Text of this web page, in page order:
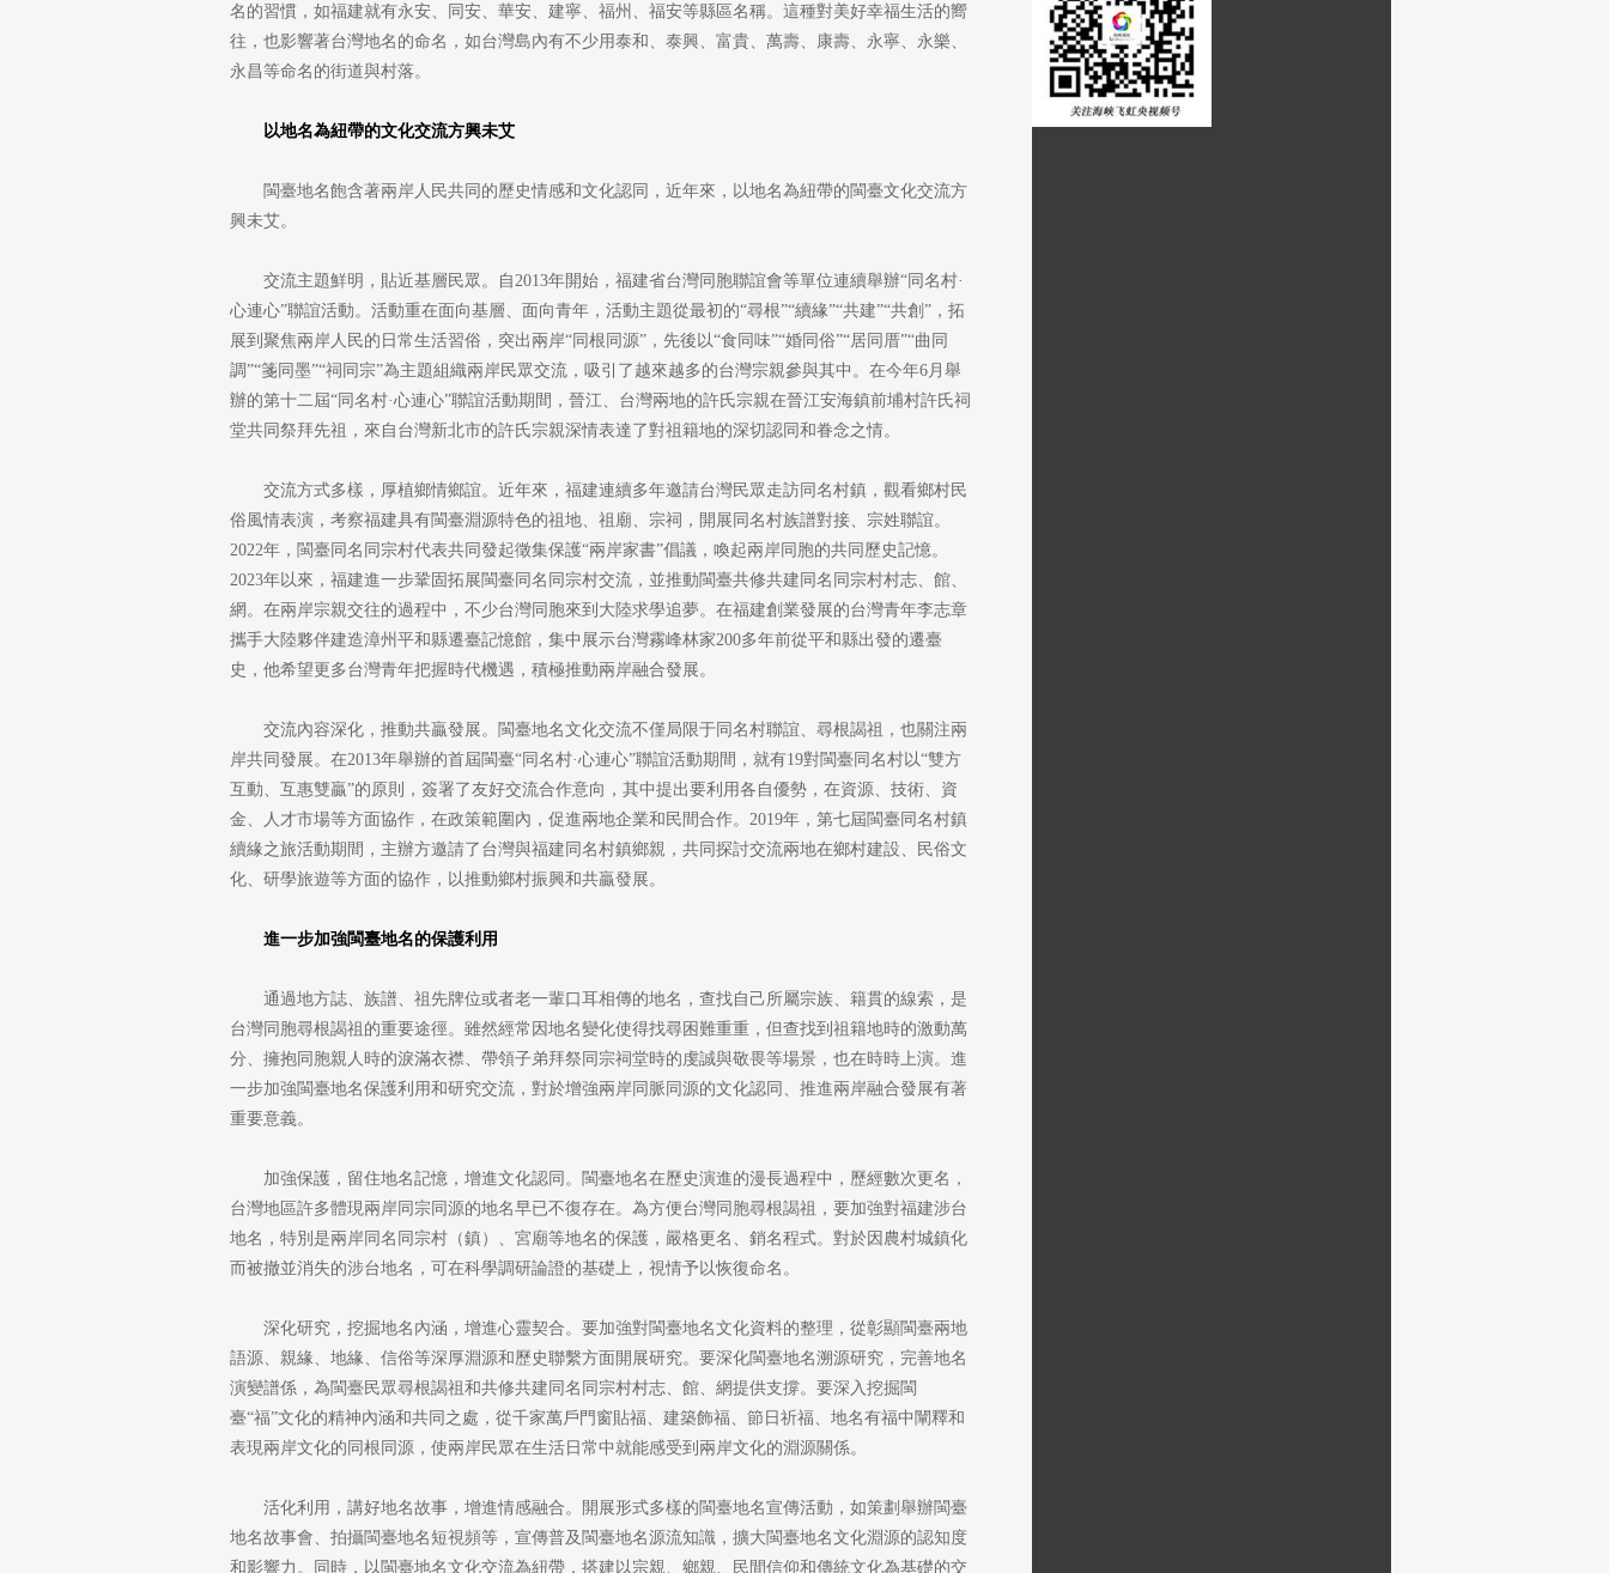
名的習慣，如福建就有永安、同安、華安、建寧、福州、福安等縣區名稱。這種對美好幸福生活的嚮
往，也影響著台灣地名的命名，如台灣島內有不少用泰和、泰興、富貴、萬壽、康壽、永寧、永樂、
永昌等命名的街道與村落。
以地名為紐帶的文化交流方興未艾
閩臺地名飽含著兩岸人民共同的歷史情感和文化認同，近年來，以地名為紐帶的閩臺文化交流方
興未艾。
交流主題鮮明，貼近基層民眾。自2013年開始，福建省台灣同胞聯誼會等單位連續舉辦“同名村·
心連心”聯誼活動。活動重在面向基層、面向青年，活動主題從最初的“尋根”“續緣”“共建”“共創”，拓
展到聚焦兩岸人民的日常生活習俗，突出兩岸“同根同源”，先後以“食同味”“婚同俗”“居同厝”“曲同
調”“箋同墨”“祠同宗”為主題組織兩岸民眾交流，吸引了越來越多的台灣宗親參與其中。在今年6月舉
辦的第十二屆“同名村·心連心”聯誼活動期間，晉江、台灣兩地的許氏宗親在晉江安海鎮前埔村許氏祠
堂共同祭拜先祖，來自台灣新北市的許氏宗親深情表達了對祖籍地的深切認同和眷念之情。
交流方式多樣，厚植鄉情鄉誼。近年來，福建連續多年邀請台灣民眾走訪同名村鎮，觀看鄉村民
俗風情表演，考察福建具有閩臺淵源特色的祖地、祖廟、宗祠，開展同名村族譜對接、宗姓聯誼。
2022年，閩臺同名同宗村代表共同發起徵集保護“兩岸家書”倡議，喚起兩岸同胞的共同歷史記憶。
2023年以來，福建進一步鞏固拓展閩臺同名同宗村交流，並推動閩臺共修共建同名同宗村村志、館、
網。在兩岸宗親交往的過程中，不少台灣同胞來到大陸求學追夢。在福建創業發展的台灣青年李志章
攜手大陸夥伴建造漳州平和縣遷臺記憶館，集中展示台灣霧峰林家200多年前從平和縣出發的遷臺
史，他希望更多台灣青年把握時代機遇，積極推動兩岸融合發展。
交流內容深化，推動共贏發展。閩臺地名文化交流不僅局限于同名村聯誼、尋根謁祖，也關注兩
岸共同發展。在2013年舉辦的首屆閩臺“同名村·心連心”聯誼活動期間，就有19對閩臺同名村以“雙方
互動、互惠雙贏”的原則，簽署了友好交流合作意向，其中提出要利用各自優勢，在資源、技術、資
金、人才市場等方面協作，在政策範圍內，促進兩地企業和民間合作。2019年，第七屆閩臺同名村鎮
續緣之旅活動期間，主辦方邀請了台灣與福建同名村鎮鄉親，共同探討交流兩地在鄉村建設、民俗文
化、研學旅遊等方面的協作，以推動鄉村振興和共贏發展。
進一步加強閩臺地名的保護利用
通過地方誌、族譜、祖先牌位或者老一輩口耳相傳的地名，查找自己所屬宗族、籍貫的線索，是
台灣同胞尋根謁祖的重要途徑。雖然經常因地名變化使得找尋困難重重，但查找到祖籍地時的激動萬
分、擁抱同胞親人時的淚滿衣襟、帶領子弟拜祭同宗祠堂時的虔誠與敬畏等場景，也在時時上演。進
一步加強閩臺地名保護利用和研究交流，對於增強兩岸同脈同源的文化認同、推進兩岸融合發展有著
重要意義。
加強保護，留住地名記憶，增進文化認同。閩臺地名在歷史演進的漫長過程中，歷經數次更名，
台灣地區許多體現兩岸同宗同源的地名早已不復存在。為方便台灣同胞尋根謁祖，要加強對福建涉台
地名，特別是兩岸同名同宗村（鎮）、宮廟等地名的保護，嚴格更名、銷名程式。對於因農村城鎮化
而被撤並消失的涉台地名，可在科學調研論證的基礎上，視情予以恢復命名。
深化研究，挖掘地名內涵，增進心靈契合。要加強對閩臺地名文化資料的整理，從彰顯閩臺兩地
語源、親緣、地緣、信俗等深厚淵源和歷史聯繫方面開展研究。要深化閩臺地名溯源研究，完善地名
演變譜係，為閩臺民眾尋根謁祖和共修共建同名同宗村村志、館、網提供支撐。要深入挖掘閩
臺“福”文化的精神內涵和共同之處，從千家萬戶門窗貼福、建築飾福、節日祈福、地名有福中闡釋和
表現兩岸文化的同根同源，使兩岸民眾在生活日常中就能感受到兩岸文化的淵源關係。
活化利用，講好地名故事，增進情感融合。開展形式多樣的閩臺地名宣傳活動，如策劃舉辦閩臺
地名故事會、拍攝閩臺地名短視頻等，宣傳普及閩臺地名源流知識，擴大閩臺地名文化淵源的認知度
和影響力。同時，以閩臺地名文化交流為紐帶，搭建以宗親、鄉親、民間信仰和傳統文化為基礎的交